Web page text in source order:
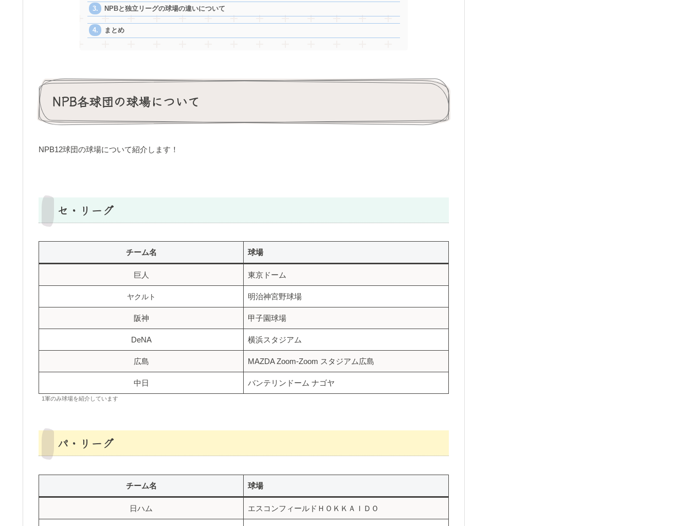
NPBと独立リーグの球場の違いについて
まとめ
NPB各球団の球場について
NPB12球団の球場について紹介します！
セ・リーグ
チーム名 球場
巨人 東京ドーム
ヤクルト 明治神宮野球場
阪神 甲子園球場
DeNA 横浜スタジアム
広島 MAZDA Zoom-Zoom スタジアム広島
中日 バンテリンドーム ナゴヤ
1軍のみ球場を紹介しています
パ・リーグ
チーム名 球場
日ハム エスコンフィールドＨＯＫＫＡＩＤＯ